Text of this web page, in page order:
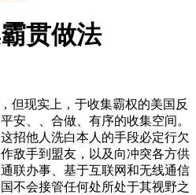
贯做法
现实上，于收集霸权的美国反
安、、合做、有序的收集空间。
招他人洗白本人的手段必定行欠
敌手到盟友，以及向冲突各方供
联办事、基于互联网和无线通信
不会接管任何处所处于其视野之